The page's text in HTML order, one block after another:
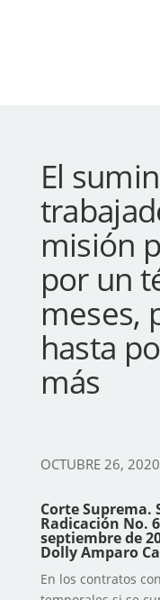
El
misión
por un
meses,
hasta
más
OCTUBRE 26, 2020
Corte Suprema.
Radicación No.
septiembre de
Dolly Amparo
En los contratos